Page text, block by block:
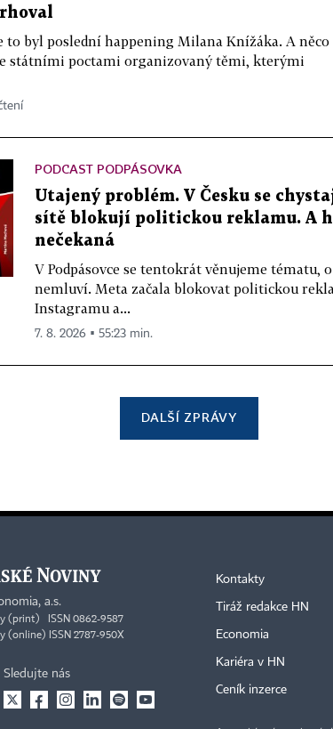
byl poslední happening Milana Knížáka. A něco
státními poctami organizovaný těmi, kterými
PODCAST PODPÁSOVKA
Utajený problém. V Česku se
sítě blokují politickou reklamu. A
nečekaná
V Podpásovce se tentokrát věnujeme tématu,
nemluví. Meta začala blokovat politickou
Instagramu a...
7. 8. 2026 ▪ 55:23 min.
DALŠÍ ZPRÁVY
a.s.
(print) ISSN 0862-9587
(online) ISSN 2787-950X
Sledujte nás
Kontakty
Tiráž redakce HN
Economia
Kariéra v HN
Ceník inzerce